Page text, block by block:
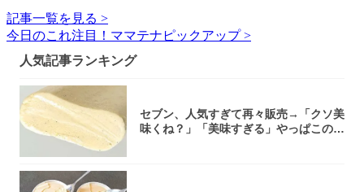
記事一覧を見る >
今日のこれ注目！ママテナピックアップ >
人気記事ランキング
セブン、人気すぎて再々販売→「クソ美
味くね？」「美味すぎる」やっぱこのク